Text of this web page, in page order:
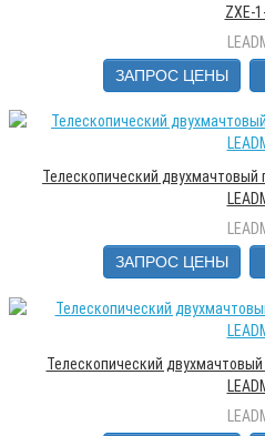
ZXE-
ЗАПРОС ЦЕНЫ
Телескопический
ЗАПРОС ЦЕНЫ
Телескопический